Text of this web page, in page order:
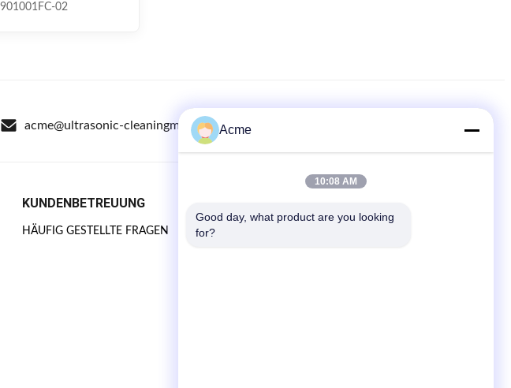
02
acme@ultrasonic-cleaningmachine.com
KUNDENBETREUUNG
HÄUFIG GESTELLTE FRAGEN
Acme
10:08 AM
Good day, what product are you looking
for?